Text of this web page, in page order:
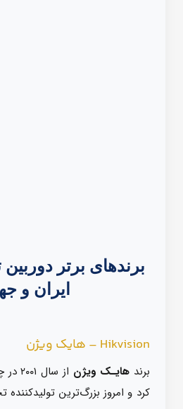
برندهای برتر
ایران و
Hikvision – هایک ویژن
برندهایـک ویژن
از
کرد و امروز بزرگ‌ترین